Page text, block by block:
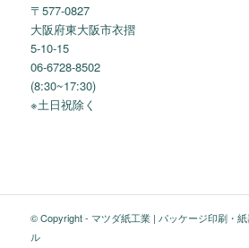
〒577-0827
大阪府東大阪市衣摺
5-10-15
06-6728-8502
(8:30~17:30)
※土日祝除く
© Copyright - マツダ紙工業 | パッケージ印刷・
ル